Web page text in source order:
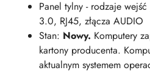
Panel tylny - rodzaje
3.0, RJ45, złącza AUDIO
Stan: Nowy. Komputery
kartony producenta.
aktualnym systemem